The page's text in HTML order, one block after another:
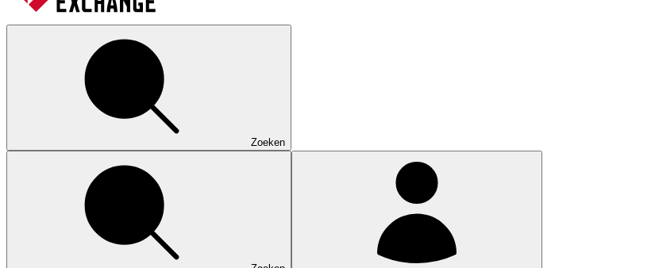
Zoeken